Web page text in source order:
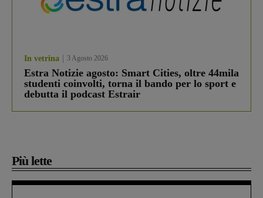
In vetrina 3 Agosto 2026
Estra Notizie agosto: Smart Cities, oltre 44mila
studenti coinvolti, torna il bando per lo sport e
debutta il podcast Estrair
Più lette